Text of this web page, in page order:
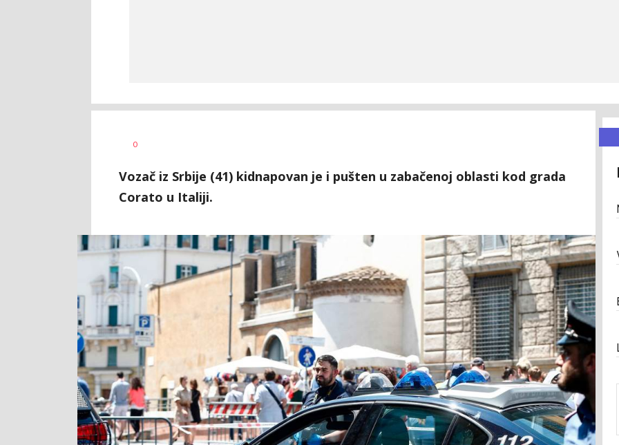
AUTOR
0
Vozač iz Srbije (41) kidnapovan je i pušten u zabačenoj oblasti kod grada
Corato u Italiji.